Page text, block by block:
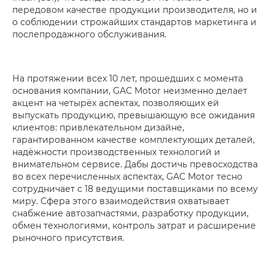
передовом качестве продукции производителя, но и
о соблюдении строжайших стандартов маркетинга и
послепродажного обслуживания.
На протяжении всех 10 лет, прошедших с момента
основания компании, GAC Motor неизменно делает
акцент на четырёх аспектах, позволяющих ей
выпускать продукцию, превышающую все ожидания
клиентов­­­: привлекательном дизайне,
гарантированном качестве комплектующих деталей,
надёжности производственных технологий и
внимательном сервисе. Дабы достичь превосходства
во всех перечисленных аспектах, GAC Motor тесно
сотрудничает с 18 ведущими поставщиками по всему
миру. Сфера этого взаимодействия охватывает
снабжение автозапчастями, разработку продукции,
обмен технологиями, контроль затрат и расширение
рыночного присутствия.